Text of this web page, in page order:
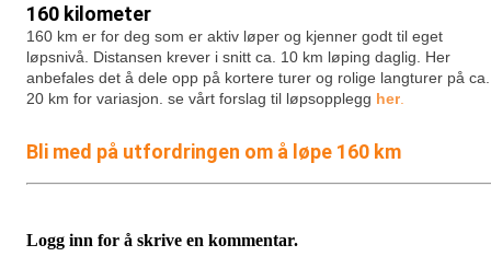
160 kilometer
160 km er for deg som er aktiv løper og kjenner godt til eget
løpsnivå. Distansen krever i snitt ca. 10 km løping daglig. Her
anbefales det å dele opp på kortere turer og rolige langturer på ca.
20 km for variasjon. se vårt forslag til løpsopplegg her
Bli med på utfordringen om å løpe 160 km
Logg inn for å skrive en kommentar.